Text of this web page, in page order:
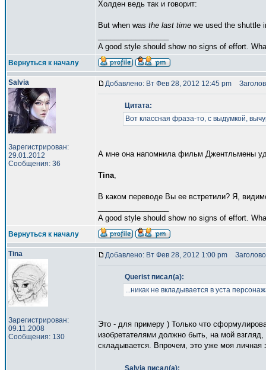
Холден ведь так и говорит:
But when was the last time we used the shuttle
A good style should show no signs of effort.
Вернуться к началу
Salvia
Зарегистрирован:
29.01.2012
Сообщения: 36
Добавлено: Вт Фев 28, 2012 12:45 pm
Цитата:
Вот классная фраза-то, с выдумкой,
А мне она напомнила фильм Джентльмены
Tina,
В каком переводе Вы ее встретили? Я,
A good style should show no signs of effort.
Вернуться к началу
Tina
Зарегистрирован:
09.11.2008
Сообщения: 130
Добавлено: Вт Фев 28, 2012 1:00 pm
Querist писал(а):
...никак не вкладывается в уста
Это - для примеру ) Только что
изобретателями должно быть, на мой
складывается. Впрочем, это уже моя личная
Salvia писал(а):